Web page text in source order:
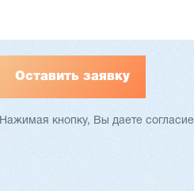
Нажимая кнопку, Вы даете согласие